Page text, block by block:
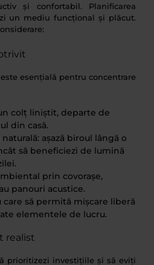
și confortabil. Planificarea
un mediu funcțional și plăcut.
esențială pentru concentrare
colț liniștit, departe de
din casă.
așază biroul lângă o
să beneficiezi de lumină
prin covorașe,
panouri acustice.
care să permită mișcare liberă
elementele de lucru.
realist
prioritizezi investițiile și să eviți